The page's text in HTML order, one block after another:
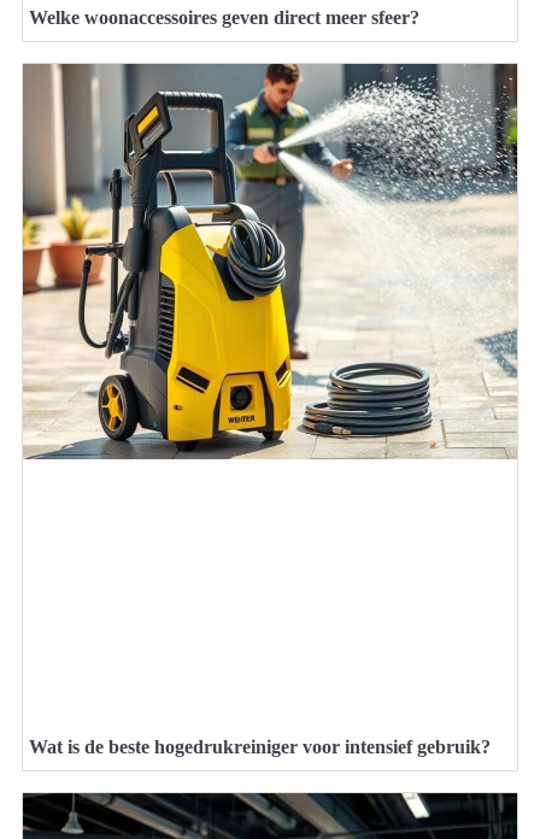
Welke woonaccessoires geven direct meer sfeer?
Wat is de beste hogedrukreiniger voor intensief gebruik?